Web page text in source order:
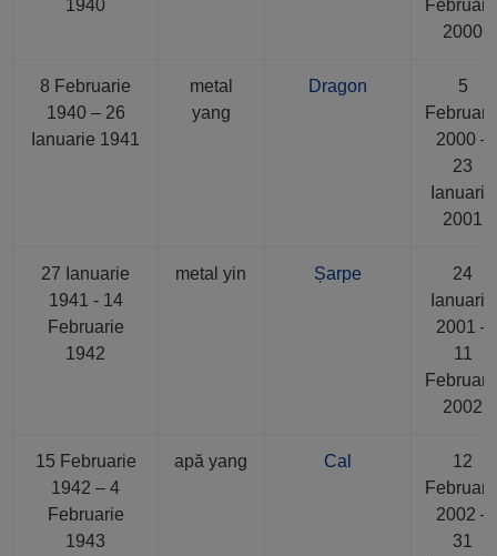
1940
2000
8 Februarie
1940 – 26
Ianuarie 1941
metal
yang
Dragon
5
2000 –
23
Ianuarie
2001
27 Ianuarie
1941 - 14
Februarie
1942
metal yin Șarpe
24
Ianuarie
2001 –
11
2002
15 Februarie
1942 – 4
Februarie
1943
apă yang Cal
12
2002 –
31